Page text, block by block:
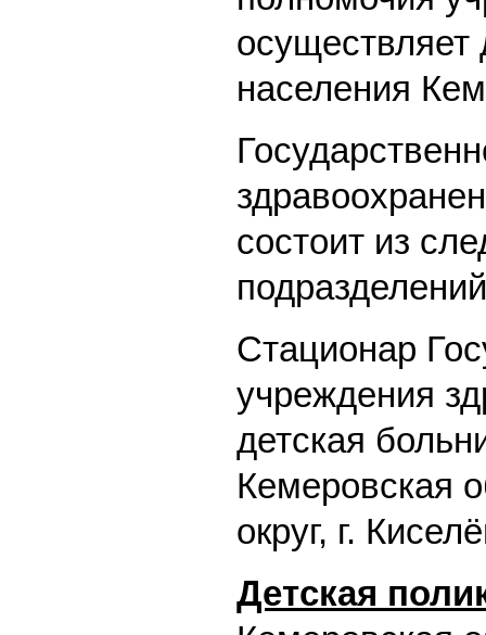
осуществляет
населения
состоит из
Стационар
учреждения
детская
Кемеровская
округ, г.
Детская